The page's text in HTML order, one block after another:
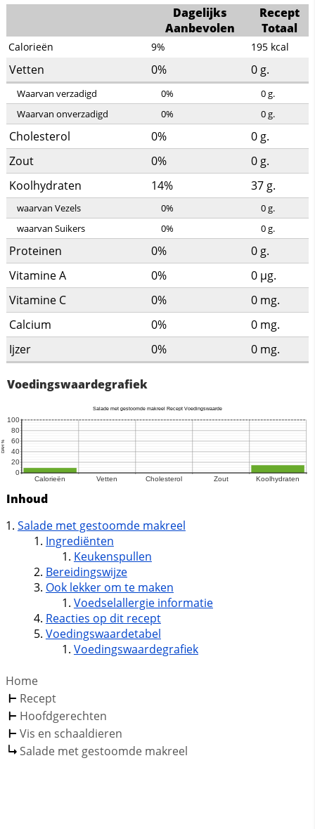
Dagelijks
Aanbevolen
Recept
Totaal
Calorieën 9% 195 kcal
Vetten 0% 0 g.
Waarvan verzadigd 0% 0g.
Waarvan onverzadigd
0% 0g.
Cholesterol 0% 0 g.
Zout
0% 0 g.
Koolhydraten
14% 37 g.
waarvan Vezels 0% 0g.
waarvan Suikers
0% 0g.
Proteinen 0% 0 g.
Vitamine A
0% 0 µg.
Vitamine C
0% 0 mg.
Calcium
0% 0 mg.
Ijzer
0% 0 mg.
Voedingswaardegrafiek
Inhoud
Salade met gestoomde makreel
Ingrediënten
Keukenspullen
Bereidingswijze
Ook lekker om te maken
Voedselallergie informatie
Reacties op dit recept
Voedingswaardetabel
Voedingswaardegrafiek
Home
Recept
Hoofdgerechten
Vis en schaaldieren
Salade met gestoomde makreel